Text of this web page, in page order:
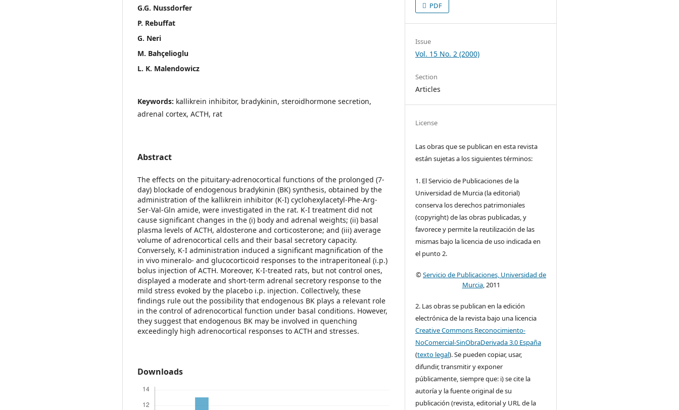
G.G. Nussdorfer
P. Rebuffat
G. Neri
M. Bahçelioglu
L. K. Malendowicz
Keywords: kallikrein inhibitor, bradykinin, steroidhormone secretion,
adrenal cortex, ACTH, rat
Abstract
The effects on the pituitary-adrenocortical functions of the prolonged (7-
day) blockade of endogenous bradykinin (BK) synthesis, obtained by the
administration of the kallikrein inhibitor (K-I) cyclohexylacetyl-Phe-Arg-
Ser-Val-Gln amide, were investigated in the rat. K-I treatment did not
cause significant changes in the (i) body and adrenal weights; (ii) basal
plasma levels of ACTH, aldosterone and corticosterone; and (iii) average
volume of adrenocortical cells and their basal secretory capacity.
Conversely, K-I administration induced a significant magnification of the
in vivo mineralo- and glucocorticoid responses to the intraperitoneal (i.p.)
bolus injection of ACTH. Moreover, K-I-treated rats, but not control ones,
displayed a moderate and short-term adrenal secretory response to the
mild stress evoked by the placebo i.p. injection. Collectively, these
findings rule out the possibility that endogenous BK plays a relevant role
in the control of adrenocortical function under basal conditions. However,
they suggest that endogenous BK may be involved in quenching
exceedingly high adrenocortical responses to ACTH and stresses.
Downloads
PDF
Issue
Vol. 15 No. 2 (2000)
Section
Articles
License
Las obras que se publican en esta revista
están sujetas a los siguientes términos:
1. El Servicio de Publicaciones de la
Universidad de Murcia (la editorial)
conserva los derechos patrimoniales
(copyright) de las obras publicadas, y
favorece y permite la reutilización de las
mismas bajo la licencia de uso indicada en
el punto 2.
©Servicio de Publicaciones, Universidad de
Murcia, 2011
2. Las obras se publican en la edición
electrónica de la revista bajo una licencia
Creative Commons Reconocimiento-
NoComercial-SinObraDerivada 3.0 España
(texto legal). Se pueden copiar, usar,
difundir, transmitir y exponer
públicamente, siempre que: i) se cite la
autoría y la fuente original de su
publicación (revista, editorial y URL de la